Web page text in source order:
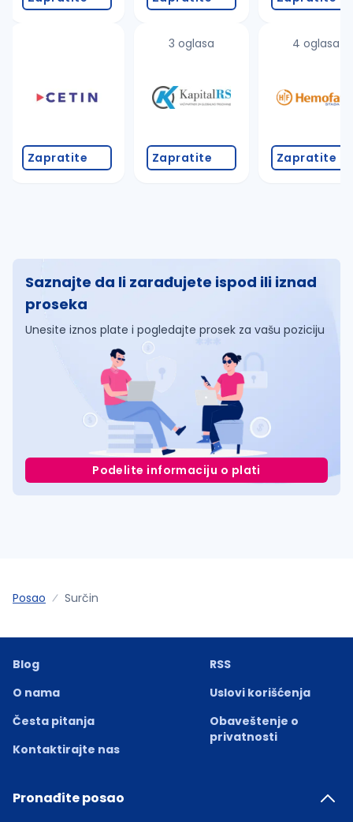
Zapratite
3 oglasa
Zapratite
4 oglasa
Zapratite
Saznajte da li zarađujete ispod ili iznad
proseka
Unesite iznos plate i pogledajte prosek za vašu poziciju
Podelite informaciju o plati
Posao Surčin
Blog
O nama
Česta pitanja
Kontaktirajte nas
RSS
Uslovi korišćenja
Obaveštenje o
privatnosti
Pronađite posao